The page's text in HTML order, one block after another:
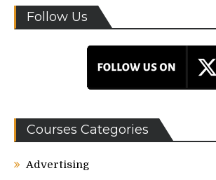
Follow Us
Courses Categories
Advertising